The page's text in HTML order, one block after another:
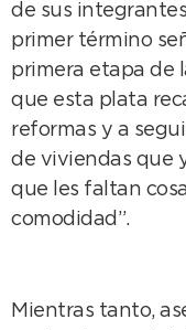
de sus
primer término
primera etapa de
que esta plata
reformas y a
de viviendas que
que les faltan
comodidad”.
Mientras tanto,